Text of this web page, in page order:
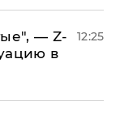
— Z-
в
12:25